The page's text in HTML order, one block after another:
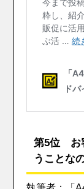
第5位 お
うことな